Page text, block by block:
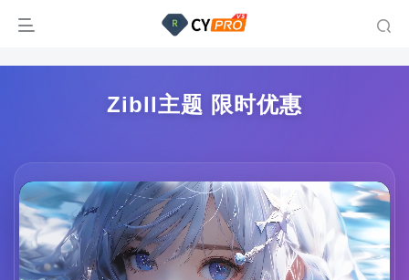
Zibll主题 限时优惠